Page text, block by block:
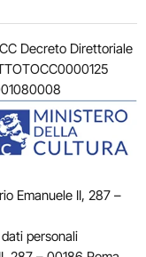
Decreto Direttoriale
Emanuele II, 287 –
personali